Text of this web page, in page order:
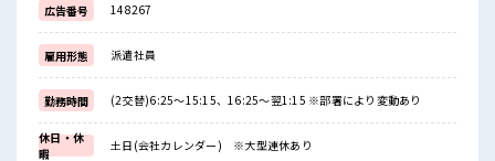
広告番号 148267
雇用形態 派遣社員
勤務時間 (2交替)6:25～15:15、16:25～翌1:15 ※部署により変動あり
休日・休
暇
土日(会社カレンダー) ※大型連休あり